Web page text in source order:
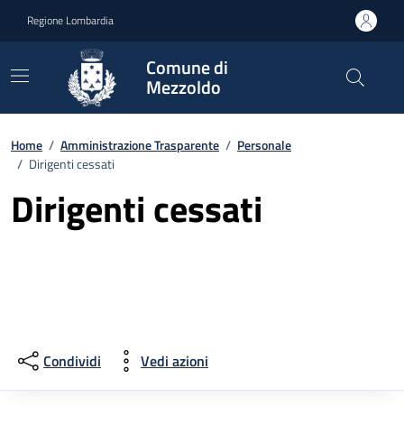
Regione Lombardia
Comune di
Mezzoldo
Home / Amministrazione Trasparente / Personale
/ Dirigenti cessati
Dirigenti cessati
Condividi Vedi azioni